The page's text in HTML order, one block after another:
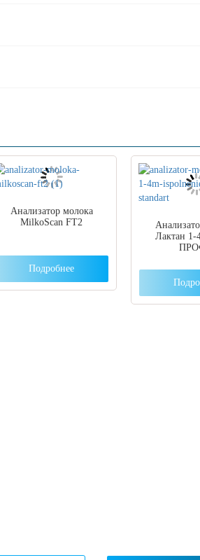
Анализатор молока
MilkoScan FT2
Подробнее
Лактан 1-